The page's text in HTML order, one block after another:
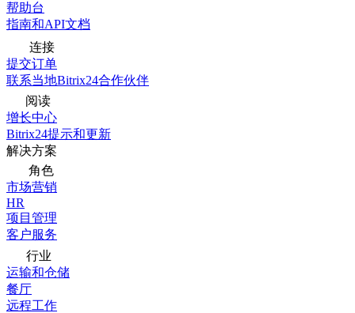
帮助台
指南和API文档
连接
提交订单
联系当地Bitrix24合作伙伴
阅读
增长中心
Bitrix24提示和更新
解决方案
角色
市场营销
HR
项目管理
客户服务
行业
运输和仓储
餐厅
远程工作